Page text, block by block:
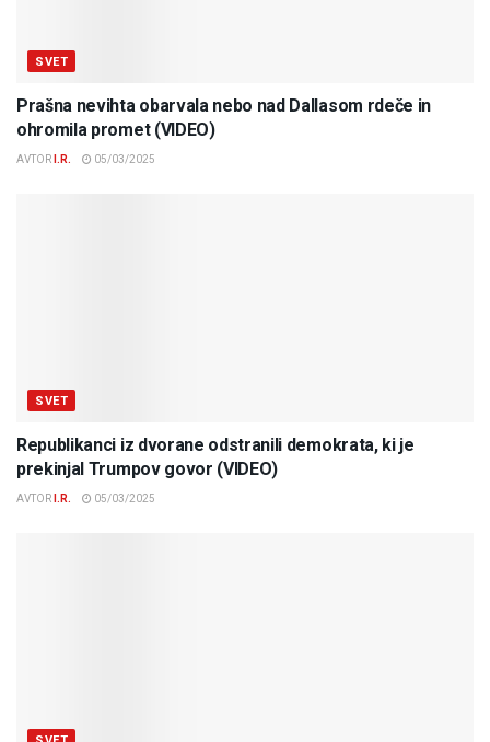
SVET
Prašna nevihta obarvala nebo nad Dallasom rdeče in
ohromila promet (VIDEO)
AVTOR I.R. 05/03/2025
SVET
Republikanci iz dvorane odstranili demokrata, ki je
prekinjal Trumpov govor (VIDEO)
AVTOR I.R. 05/03/2025